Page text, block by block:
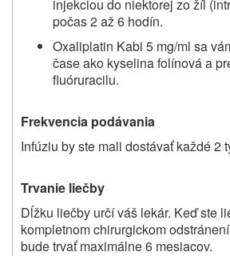
injekciou do niektorej zo žíl
počas 2 až 6 hodín.
Oxaliplatin Kabi 5 mg/ml sa
čase ako kyselina folínová a
fluóruracilu.
Frekvencia podávania
Infúziu by ste mali dostávať každé 2
Trvanie liečby
Dĺžku liečby určí váš lekár. Keď ste
kompletnom chirurgickom
bude trvať maximálne 6 mesiacov.